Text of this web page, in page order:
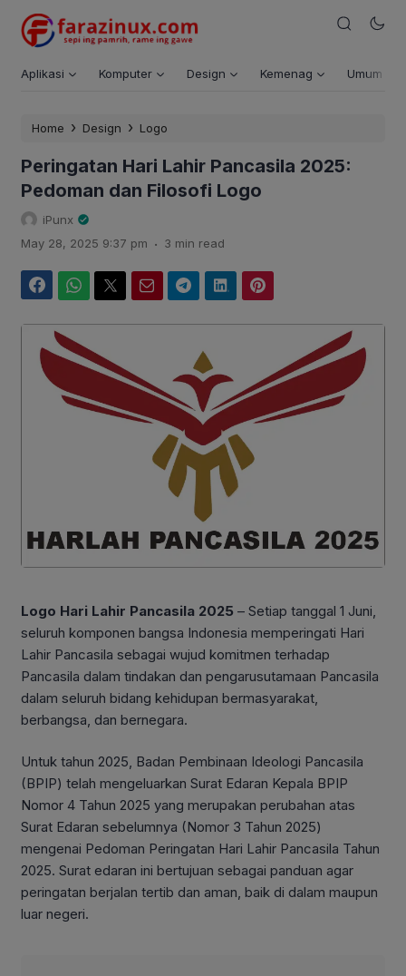
Aplikasi Komputer Design Kemenag Umum
Home › Design › Logo
Peringatan Hari Lahir Pancasila 2025:
Pedoman dan Filosofi Logo
iPunx
May 28, 2025 9:37 pm . 3 min read
Logo Hari Lahir Pancasila 2025 – Setiap tanggal 1 Juni,
seluruh komponen bangsa Indonesia memperingati Hari
Lahir Pancasila sebagai wujud komitmen terhadap
Pancasila dalam tindakan dan pengarusutamaan Pancasila
dalam seluruh bidang kehidupan bermasyarakat,
berbangsa, dan bernegara.
Untuk tahun 2025, Badan Pembinaan Ideologi Pancasila
(BPIP) telah mengeluarkan Surat Edaran Kepala BPIP
Nomor 4 Tahun 2025 yang merupakan perubahan atas
Surat Edaran sebelumnya (Nomor 3 Tahun 2025)
mengenai Pedoman Peringatan Hari Lahir Pancasila Tahun
2025. Surat edaran ini bertujuan sebagai panduan agar
peringatan berjalan tertib dan aman, baik di dalam maupun
luar negeri.